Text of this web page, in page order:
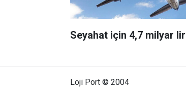
Seyahat için 4,7 milyar
Loji Port © 2004